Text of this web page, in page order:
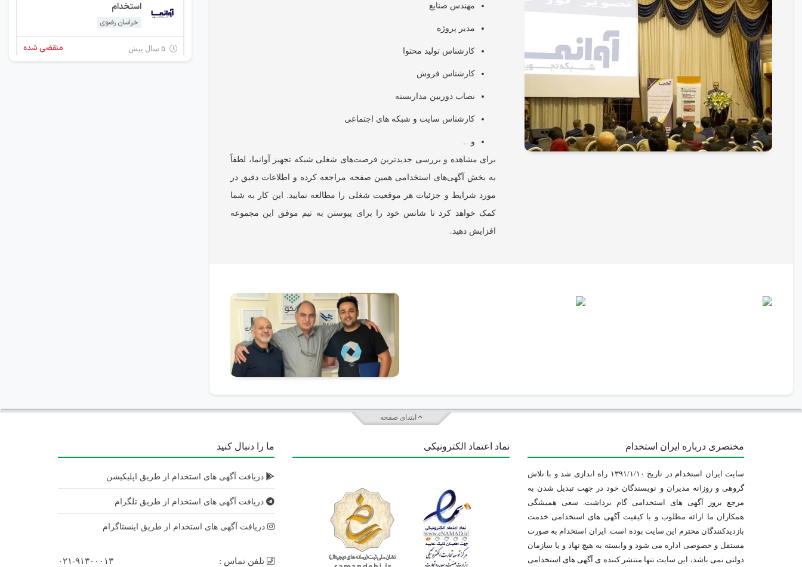
مهندس صنایع
مدیر پروژه
کارشناس تولید محتوا
کارشناس فروش
نصاب دوربین مداربسته
کارشناس سایت و شبکه های اجتماعی
و ...
برای مشاهده و بررسی جدیدترین فرصت‌های شغلی شبکه تجهیز آوانما، لطفاً
به بخش آگهی‌های استخدامی همین صفحه مراجعه کرده و اطلاعات دقیق در
مورد شرایط و جزئیات هر موقعیت شغلی را مطالعه نمایید. این کار به شما
کمک خواهد کرد تا شانس خود را برای پیوستن به تیم موفق این مجموعه
افزایش دهید.
استخدام
خراسان رضوی
منقضی شده
ابتدای صفحه
مختصری درباره ایران استخدام
سایت ایران استخدام در تاریخ ۱۳۹۱/۱/۱۰ راه اندازی شد و با تلاش
گروهی و روزانه مدیران و نویسندگان خود در جهت تبدیل شدن به
مرجع بروز آگهی های استخدامی گام برداشت. سعی همیشگی
همکاران ما ارائه مطلوب و با کیفیت آگهی های استخدامی خدمت
بازدیدکنندگان محترم این سایت بوده است. ایران استخدام به صورت
مستقل و خصوصی اداره می شود و وابسته به هیچ نهاد و یا سازمان
دولتی نمی باشد، این سایت تنها منتشر کننده ی آگهی های استخدامی
نماد اعتماد الکترونیکی ما را دنبال کنید
دریافت آگهی های استخدام از طریق اپلیکیشن
دریافت آگهی های استخدام از طریق تلگرام
دریافت آگهی های استخدام از طریق اینستاگرام
تلفن تماس : ۰۲۱-۹۱۳۰۰۰۱۳